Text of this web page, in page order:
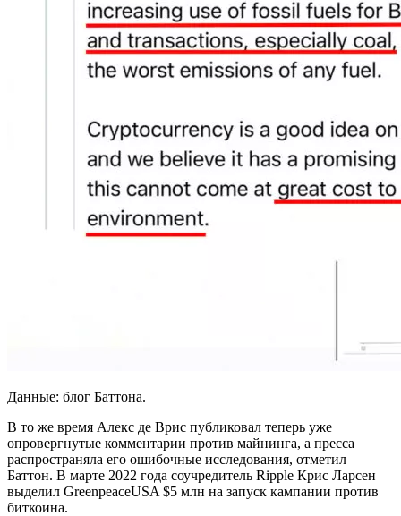
Данные: блог Баттона.
В то же время Алекс де Врис публиковал теперь уже
опровергнутые комментарии против майнинга, а пресса
распространяла его ошибочные исследования, отметил
Баттон. В марте 2022 года соучредитель Ripple Крис Ларсен
выделил GreenpeaceUSA $5 млн на запуск кампании против
биткоина.